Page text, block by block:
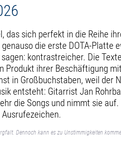
das sich perfekt in die Reihe
die erste DOTA-
kontrastreicher. Die
ihrer Beschäftigung
in Großbuchstaben, weil
entsteht: Gitarrist Jan
die Songs und nimmt sie
Dennoch kann es zu Unstimmigkeiten